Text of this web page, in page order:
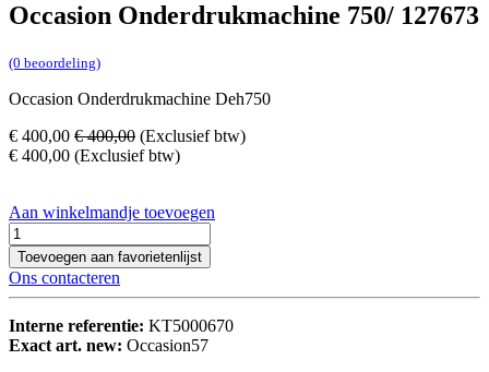
Occasion Onderdrukmachine 750/ 127673
(0 beoordeling)
Occasion Onderdrukmachine Deh750
€ 400,00 €400,00 (Exclusief btw)
€ 400,00 (Exclusief btw)
Aan winkelmandje toevoegen
Toevoegen aan favorietenlijst
Ons contacteren
Interne referentie: KT5000670
Exact art. new: Occasion57